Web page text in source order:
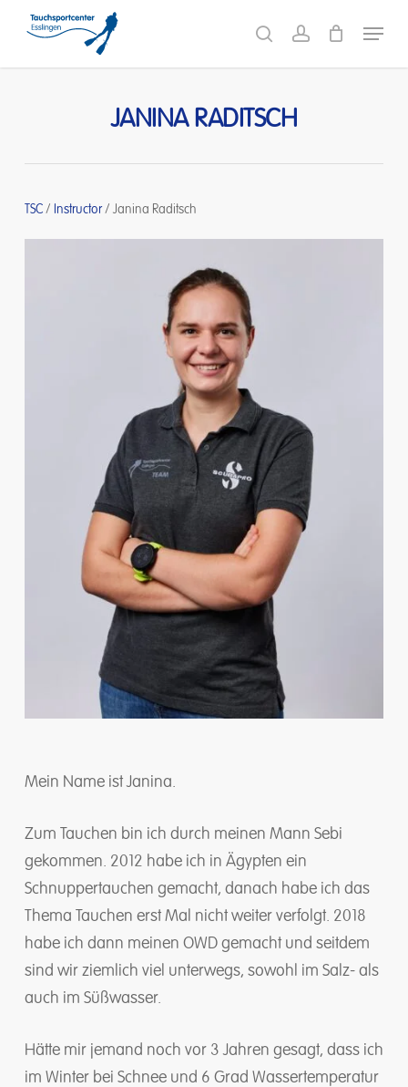
main
searchaccount
Menu
JANINA RADITSCH
TSC/ Instructor/ Janina Raditsch
Mein Name ist Janina.
Zum Tauchen bin ich durch meinen Mann Sebi
gekommen. 2012 habe ich in Ägypten ein
Schnuppertauchen gemacht, danach habe ich das
Thema Tauchen erst Mal nicht weiter verfolgt. 2018
habe ich dann meinen OWD gemacht und seitdem
sind wir ziemlich viel unterwegs, sowohl im Salz- als
auch im Süßwasser.
Hätte mir jemand noch vor 3 Jahren gesagt, dass ich
im Winter bei Schnee und 6 Grad Wassertemperatur